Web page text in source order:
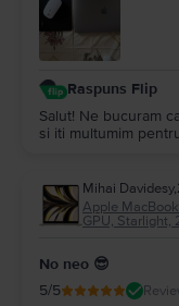
Raspuns Flip
Salut! Ne bucuram
si iti multumim
Mihai Davidesy,
Apple
GPU, Starlight,
No neo 😎
5/5